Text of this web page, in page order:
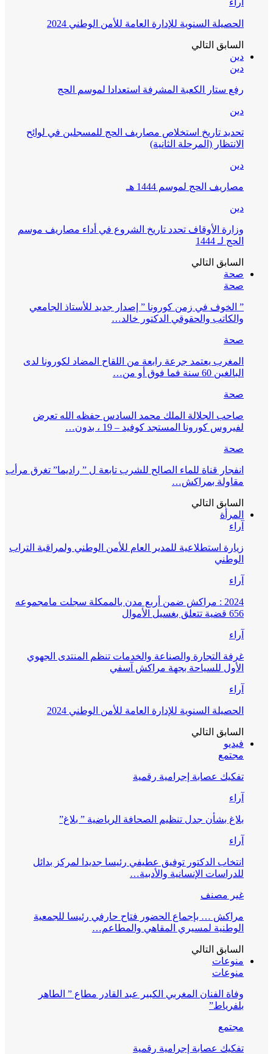
آراء
الحصيلة السنوية للإدارة العامة للأمن الوطني 2024
السابق التالي
دين
دين
رفع ستار الكعبة المشرفة استعدادا لموسم الحج
دين
تحديد تاريخ استخلاص مصاريف الحج للمسجلين في لوائح
الانتظار (المرحلة الثانية)
دين
مصاريف الحج لموسم 1444 هـ
دين
وزارة الأوقاف تحدد تاريخ الشروع في أداء مصاريف موسم
الحج لـ 1444
السابق التالي
صحة
صحة
” الخوف في زمن كورونا ” إصدار جديد للأستاذ الجامعي
والكاتب والحقوقي الدكتور خالد…
صحة
المغرب يعتمد جرعة رابعة من اللقاح المضاد لكورونا لدى
البالغين 60 سنة فما فوق أو من…
صحة
صاحب الجلالة الملك محمد السادس حفظه الله تعرض
لفيروس كورونا المستجد كوفيد – 19 ، بدون…
صحة
انفجار قناة للماء الصالح للشرب تابعة ل ” راديما” تغرق مرأب
مقاولة بمراكش…
السابق التالي
المرأة
آراء
زيارة استطلاعية للمدير العام للأمن الوطني ولمراقبة التراب
الوطني
آراء
2024 : مراكش ضمن أربع مدن بالممكلة سجلت مامجموعه
656 قضية تتعلق بغسيل الأموال
آراء
غرفة التجارة والصناعة والخدمات تنظم المنتدى الجهوي
الأول للسياحة بجهة مراكش آسفي
آراء
الحصيلة السنوية للإدارة العامة للأمن الوطني 2024
السابق التالي
فيديو
مجتمع
تفكيك عصابة إجرامية رقمية
آراء
بلاغ بشأن جدل تنظيم الصحافة الرياضية ” بلاغ”
آراء
انتخاب الدكتور توفيق عطيفي رئيسا جديدا لمركز بدائل
للدراسات الإنسانية والأدبية…
غير مصنف
مراكش … بإجماع الحضور فتاح حارفي رئيسا للجمعية
الوطنية لمسيري المقاهي والمطاعم…
السابق التالي
منوعات
منوعات
وفاة الفنان المغربي الكبير عبد القادر مطاع ” الطاهر
بلفرياط”
مجتمع
تفكيك عصابة إجرامية رقمية